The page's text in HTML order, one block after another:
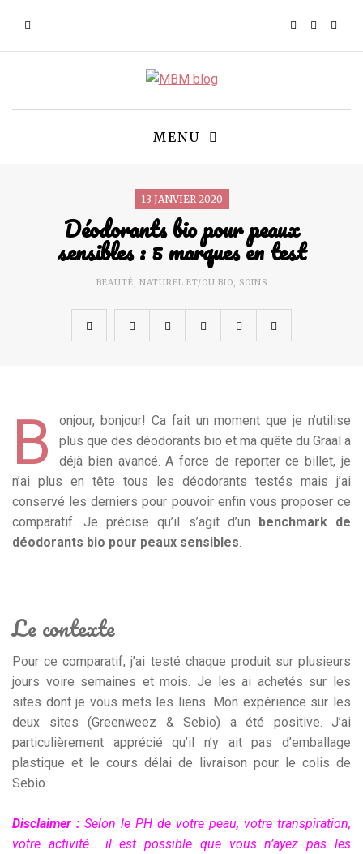
MENU
13 JANVIER 2020
Déodorants bio pour peaux
sensibles : 5 marques en test
BEAUTÉ, NATUREL ET/OU BIO, SOINS
B
onjour, bonjour! Ca fait un moment que je n’utilise
plus que des déodorants bio et ma quête du Graal a
déjà bien avancé. A force de reporter ce billet, je
n’ai plus en tête tous les déodorants testés mais j’ai
conservé les derniers pour pouvoir enfin vous proposer ce
comparatif. Je précise qu’il s’agit d’un
benchmark de
déodorants bio pour peaux sensibles.
Le contexte
Pour ce comparatif, j’ai testé chaque produit sur plusieurs
jours voire semaines et mois. Je les ai achetés sur les
sites dont je vous mets les liens. Mon expérience sur les
deux sites (Greenweez & Sebio) a été positive. J’ai
particulièrement apprécié qu’il n’y ait pas d’emballage
plastique et le cours délai de livraison pour le colis de
Sebio.
Disclaimer : Selon le PH de votre peau, votre transpiration,
votre activité… il est possible que vous n’ayez pas les